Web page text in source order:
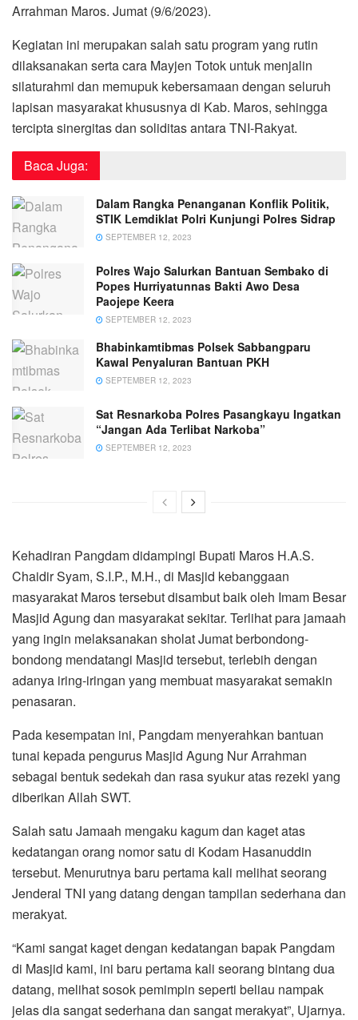
Arrahman Maros. Jumat (9/6/2023).
Kegiatan ini merupakan salah satu program yang rutin
dilaksanakan serta cara Mayjen Totok untuk menjalin
silaturahmi dan memupuk kebersamaan dengan seluruh
lapisan masyarakat khususnya di Kab. Maros, sehingga
tercipta sinergitas dan soliditas antara TNI-Rakyat.
Baca Juga:
Dalam Rangka Penanganan Konflik Politik,
STIK Lemdiklat Polri Kunjungi Polres Sidrap
SEPTEMBER 12, 2023
Polres Wajo Salurkan Bantuan Sembako di
Popes Hurriyatunnas Bakti Awo Desa
Paojepe Keera
SEPTEMBER 12, 2023
Bhabinkamtibmas Polsek Sabbangparu
Kawal Penyaluran Bantuan PKH
SEPTEMBER 12, 2023
Sat Resnarkoba Polres Pasangkayu Ingatkan
“Jangan Ada Terlibat Narkoba”
SEPTEMBER 12, 2023
Kehadiran Pangdam didampingi Bupati Maros H.A.S.
Chaidir Syam, S.I.P., M.H., di Masjid kebanggaan
masyarakat Maros tersebut disambut baik oleh Imam Besar
Masjid Agung dan masyarakat sekitar. Terlihat para jamaah
yang ingin melaksanakan sholat Jumat berbondong-
bondong mendatangi Masjid tersebut, terlebih dengan
adanya iring-iringan yang membuat masyarakat semakin
penasaran.
Pada kesempatan ini, Pangdam menyerahkan bantuan
tunai kepada pengurus Masjid Agung Nur Arrahman
sebagai bentuk sedekah dan rasa syukur atas rezeki yang
diberikan Allah SWT.
Salah satu Jamaah mengaku kagum dan kaget atas
kedatangan orang nomor satu di Kodam Hasanuddin
tersebut. Menurutnya baru pertama kali melihat seorang
Jenderal TNI yang datang dengan tampilan sederhana dan
merakyat.
“Kami sangat kaget dengan kedatangan bapak Pangdam
di Masjid kami, ini baru pertama kali seorang bintang dua
datang, melihat sosok pemimpin seperti beliau nampak
jelas dia sangat sederhana dan sangat merakyat”, Ujarnya.